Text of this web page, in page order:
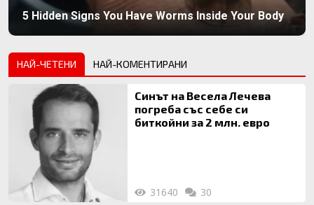
5 Hidden Signs You Have Worms Inside Your Body
НАЙ-ЧЕТЕНИ НАЙ-КОМЕНТИРАНИ
Синът на Весела Лечева
погреба със себе си
биткойни за 2 млн. евро
31640 30